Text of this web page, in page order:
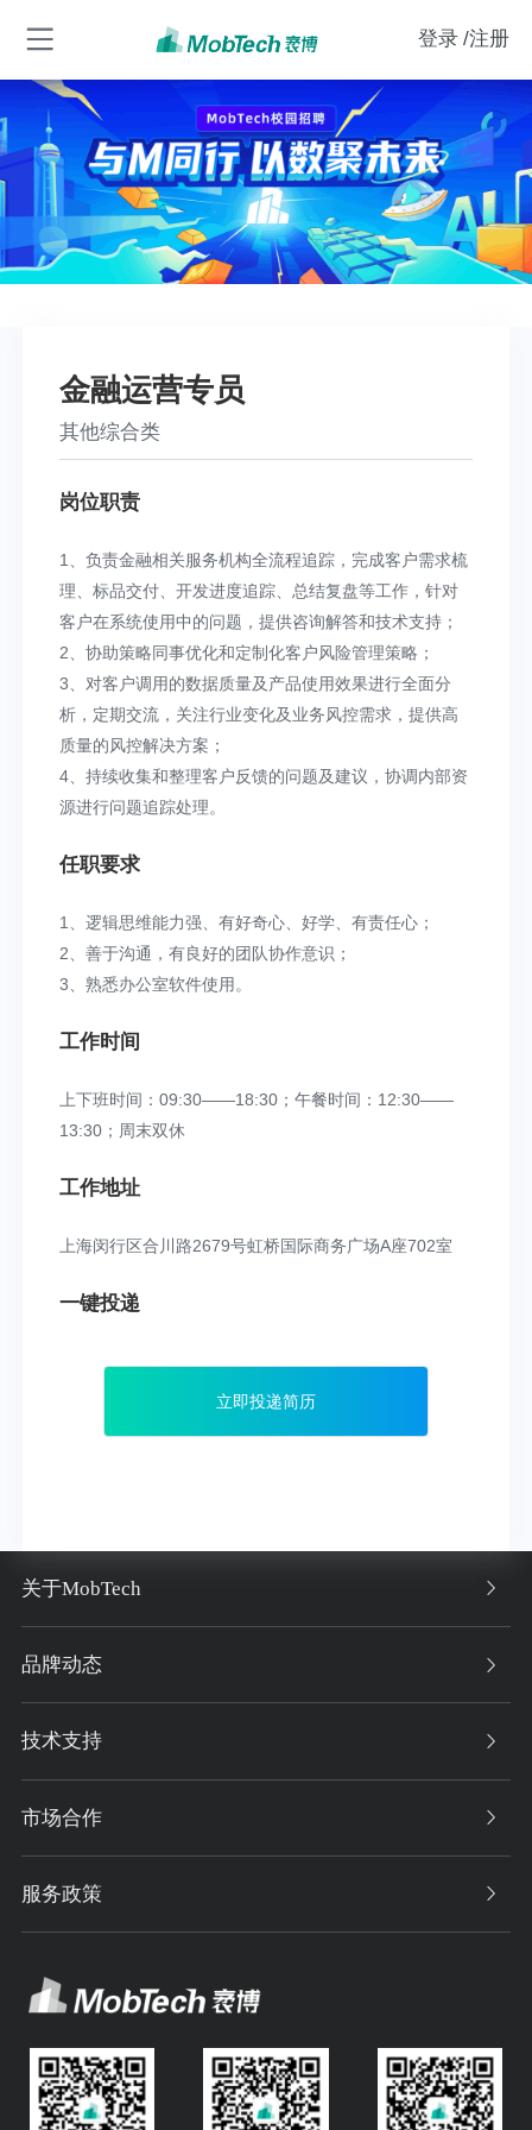
登录 /注册
金融运营专员
其他综合类
岗位职责
1、负责金融相关服务机构全流程追踪，完成客户需求梳
理、标品交付、开发进度追踪、总结复盘等工作，针对
客户在系统使用中的问题，提供咨询解答和技术支持；
2、协助策略同事优化和定制化客户风险管理策略；
3、对客户调用的数据质量及产品使用效果进行全面分
析，定期交流，关注行业变化及业务风控需求，提供高
质量的风控解决方案；
4、持续收集和整理客户反馈的问题及建议，协调内部资
源进行问题追踪处理。
任职要求
1、逻辑思维能力强、有好奇心、好学、有责任心；
2、善于沟通，有良好的团队协作意识；
3、熟悉办公室软件使用。
工作时间
上下班时间：09:30——18:30；午餐时间：12:30——
13:30；周末双休
工作地址
上海闵行区合川路2679号虹桥国际商务广场A座702室
一键投递
立即投递简历
关于MobTech
品牌动态
技术支持
市场合作
服务政策